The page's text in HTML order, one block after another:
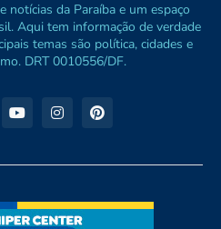
notícias da Paraíba e um espaço
Aqui tem informação de verdade
temas são política, cidades e
DRT 0010556/DF.